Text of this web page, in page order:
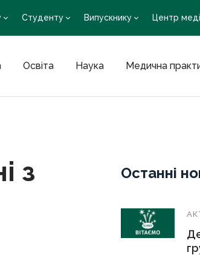
Студенту Випускнику Центр
Освіта Наука Медична
з
Останні